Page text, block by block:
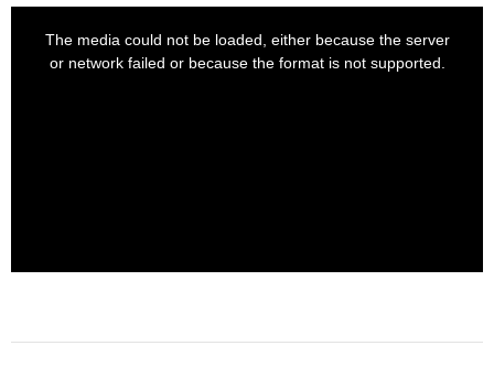
The media could not be loaded, either because the server
or network failed or because the format is not supported.